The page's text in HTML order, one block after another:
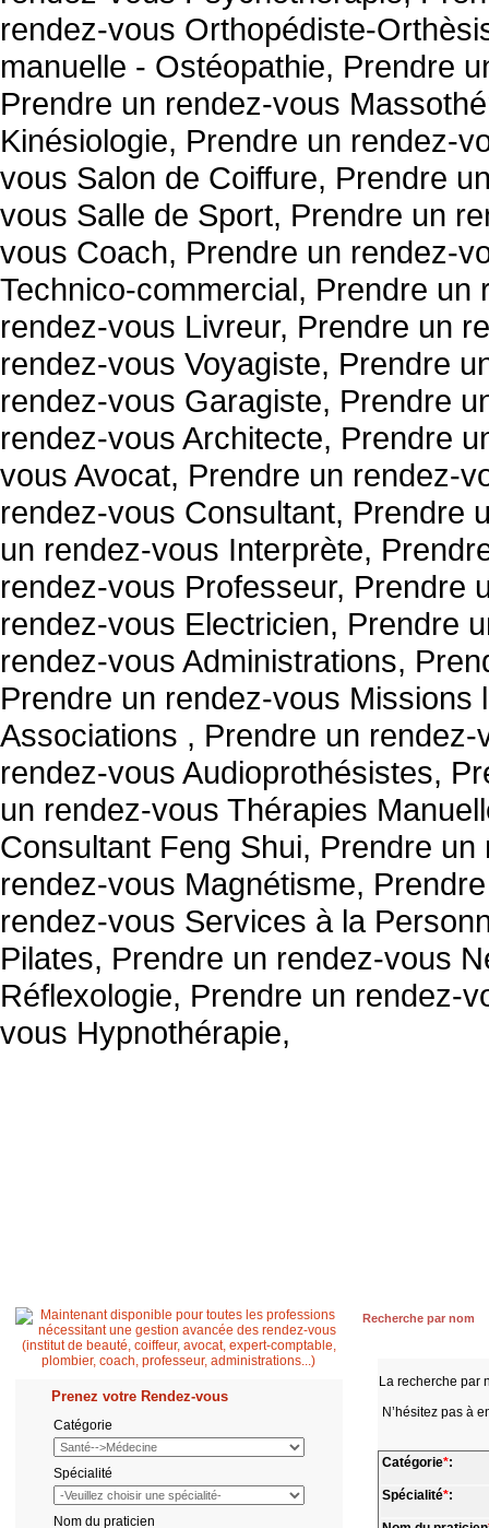
Prenez votre Rendez-vous
Catégorie
Spécialité
Nom du praticien
Recherche par nom
La recherche par
N’hésitez pas à
Catégorie*:
Spécialité*: